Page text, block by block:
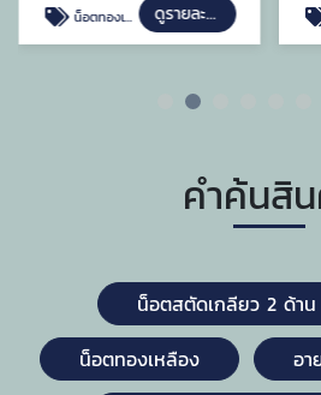
น็อตทองเหลือง ดูรายละเอียด
คำค้นสิ
น็อตสตัดเกลียว 2 ด้า
น็อตทองเหลือง
อา